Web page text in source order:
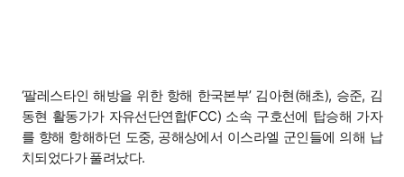
‘팔레스타인 해방을 위한 항해 한국본부’ 김아현(해초), 승준, 김
동현 활동가가 자유선단연합(FCC) 소속 구호선에 탑승해 가자
를 향해 항해하던 도중, 공해상에서 이스라엘 군인들에 의해 납
치되었다가 풀려났다.